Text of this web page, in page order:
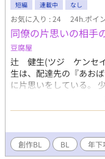
ろか、過去に真の情夫
だ。 嫌な予感を感じ
ショッピングやディナ
めて結ばれた二人は、
でも彼らの間には、略
とう……。
短編 連載中 なし
お気に入り : 24 24h.ポイ
同僚の片思いの相手
豆腐屋
辻 健生(ツジ ケンセイ
生は、配達先の『あお
に片思いをしている。
分)年上の片思い相手に
りしながら、恋を進め
創作BL BL 年下